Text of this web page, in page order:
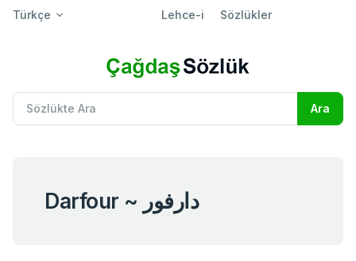
Türkçe Lehce-i Sözlükler
Darfour ~ دارفور